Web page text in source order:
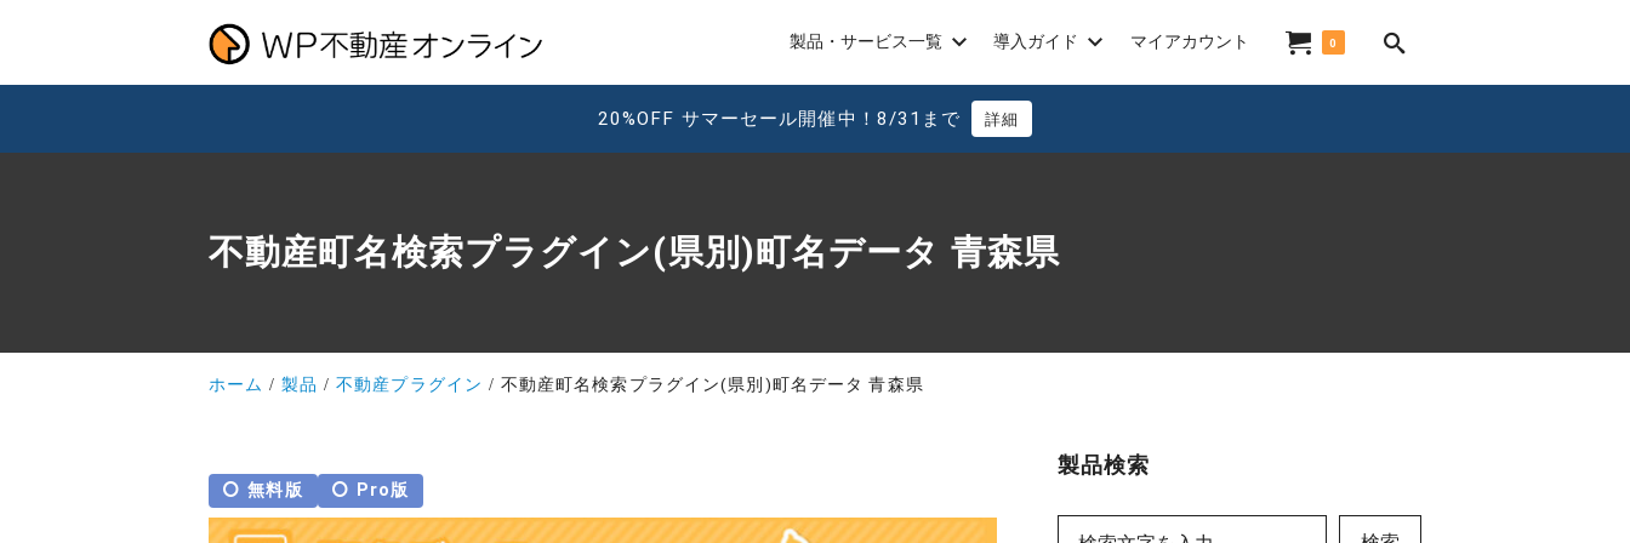
製品・サービス一覧 導入ガイド マイアカウント 0
20%OFF サマーセール開催中！8/31まで 詳細
不動産町名検索プラグイン(県別)町名データ 青森県
ホーム 製品 不動産プラグイン 不動産町名検索プラグイン(県別)町名データ 青森県
無料版 Pro版
製品検索